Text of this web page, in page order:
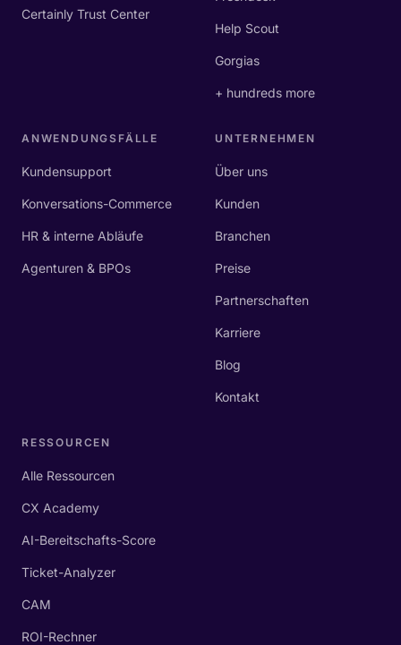
Certainly Trust Center
Help Scout
Gorgias
+ hundreds more
ANWENDUNGSFÄLLE
Kundensupport
Konversations-Commerce
HR & interne Abläufe
Agenturen & BPOs
UNTERNEHMEN
Über uns
Kunden
Branchen
Preise
Partnerschaften
Karriere
Blog
Kontakt
RESSOURCEN
Alle Ressourcen
CX Academy
AI-Bereitschafts-Score
Ticket-Analyzer
CAM
ROI-Rechner